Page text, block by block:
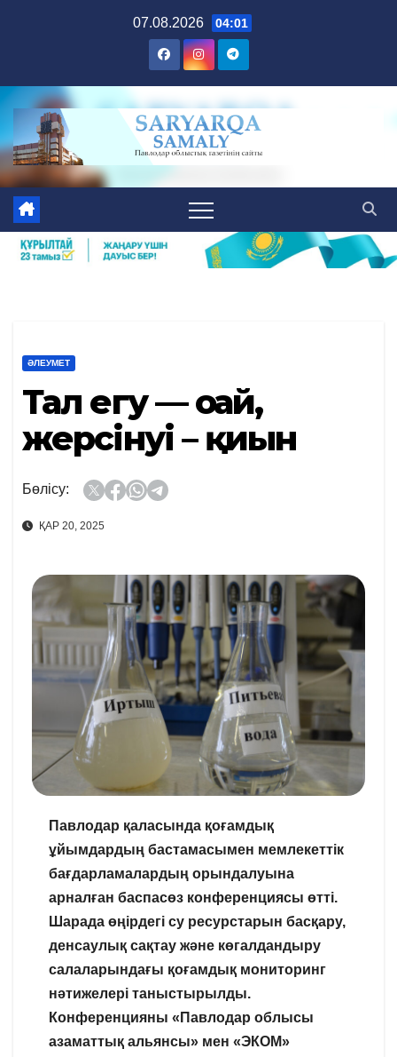
07.08.2026 04:01
ӘЛЕУМЕТ
Тал егу — оңай,
жерсінуі – қиын
Бөлісу:
ҚАР 20, 2025
Павлодар қаласында қоғамдық
ұйымдардың бастамасымен мемлекеттік
бағдарламалардың орындалуына
арналған баспасөз конференциясы өтті.
Шарада өңірдегі су ресурстарын басқару,
денсаулық сақтау және көгалдандыру
салаларындағы қоғамдық мониторинг
нәтижелері таныстырылды.
Конференцияны «Павлодар облысы
азаматтық альянсы» мен «ЭКОМ»